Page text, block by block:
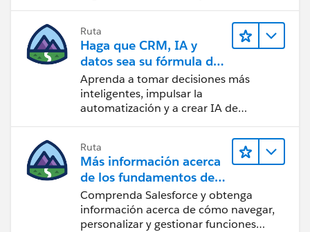
Ruta
Haga que CRM, IA y
datos sea su fórmula de
confianza
Aprenda a tomar decisiones más
inteligentes, impulsar la
automatización y a crear IA de
Salesforce.
Ruta
Más información acerca
de los fundamentos de
CRM para Lightning
Experience
Comprenda Salesforce y obtenga
información acerca de cómo navegar,
personalizar y gestionar funciones